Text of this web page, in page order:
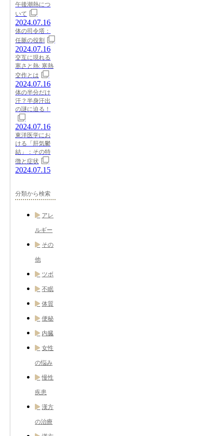
午後潮熱につ
いて
2024.07.16
体の司令塔：
任脈の役割
2024.07.16
交互に現れる
寒さと熱: 寒熱
交作とは
2024.07.16
体の半分だけ
汗？半身汗出
の謎に迫る！
2024.07.16
東洋医学にお
ける「肝気鬱
結」：その特
徴と症状
2024.07.15
分類から検索
アレ
ルギー
その
他
ツボ
不眠
体質
便秘
内臓
女性
の悩み
慢性
疾患
漢方
の治療